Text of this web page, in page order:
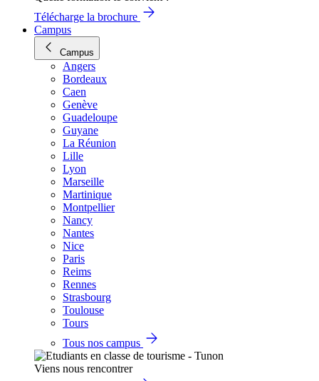
Télécharge la brochure
Campus
Campus
Angers
Bordeaux
Caen
Genève
Guadeloupe
Guyane
La Réunion
Lille
Lyon
Marseille
Martinique
Montpellier
Nancy
Nantes
Nice
Paris
Reims
Rennes
Strasbourg
Toulouse
Tours
Tous nos campus
Viens nous rencontrer